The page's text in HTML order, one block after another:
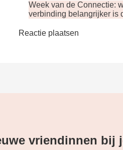
Week van de Connectie:
verbinding belangrijker is
Reactie plaatsen
vriendinnen bij